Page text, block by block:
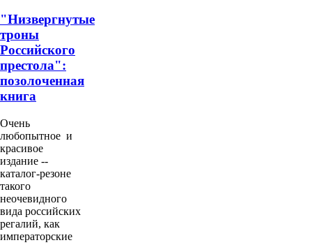
"Низвергнутые
троны
Российского
престола":
позолоченная
книга
Очень
любопытное и
красивое
издание --
каталог-резоне
такого
неочевидного
вида российских
регалий, как
императорские